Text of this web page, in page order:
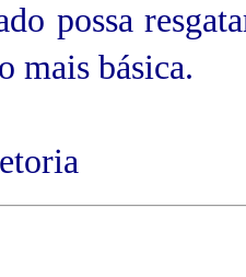
possa
mais básica.